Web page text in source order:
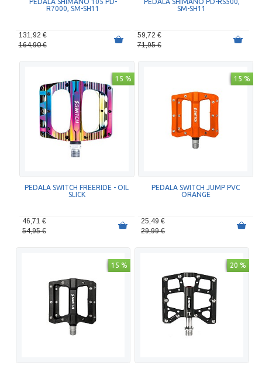
R7000, SM-SH11
131,92 €
164,90 €
SM-SH11
59,72 €
71,95 €
15 %
PEDALA SWITCH FREERIDE - OIL
SLICK
46,71 €
54,95 €
15 %
PEDALA SWITCH JUMP PVC
ORANGE
25,49 €
29,99 €
15 % 20 %